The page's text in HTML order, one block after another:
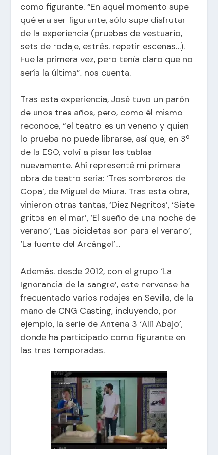
como figurante. “En aquel momento supe
qué era ser figurante, sólo supe disfrutar
de la experiencia (pruebas de vestuario,
sets de rodaje, estrés, repetir escenas…).
Fue la primera vez, pero tenía claro que no
sería la última”, nos cuenta.
Tras esta experiencia, José tuvo un parón
de unos tres años, pero, como él mismo
reconoce, “el teatro es un veneno y quien
lo prueba no puede librarse, así que, en 3º
de la ESO, volví a pisar las tablas
nuevamente. Ahí representé mi primera
obra de teatro seria: ‘Tres sombreros de
Copa’, de Miguel de Miura. Tras esta obra,
vinieron otras tantas, ‘Diez Negritos’, ‘Siete
gritos en el mar’, ‘El sueño de una noche de
verano’, ‘Las bicicletas son para el verano’,
‘La fuente del Arcángel’…
Además, desde 2012, con el grupo ‘La
Ignorancia de la sangre’, este nervense ha
frecuentado varios rodajes en Sevilla, de la
mano de CNG Casting, incluyendo, por
ejemplo, la serie de Antena 3 ‘Allí Abajo’,
donde ha participado como figurante en
las tres temporadas.